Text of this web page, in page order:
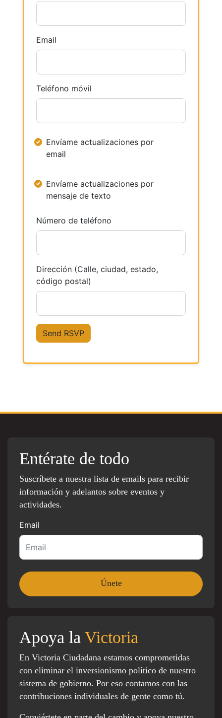
Email
Teléfono móvil
Envíame actualizaciones por
email
Envíame actualizaciones por
mensaje de texto
Número de teléfono
Dirección (Calle, ciudad, estado,
código postal)
Entérate de todo
Suscríbete a nuestra lista de emails para recibir
información y adelantos sobre eventos y
actividades.
Email
Apoya la Victoria
En Victoria Ciudadana estamos comprometidas
con eliminar el inversionismo político de nuestro
sistema de gobierno. Por eso contamos con las
contribuciones individuales de gente como tú.